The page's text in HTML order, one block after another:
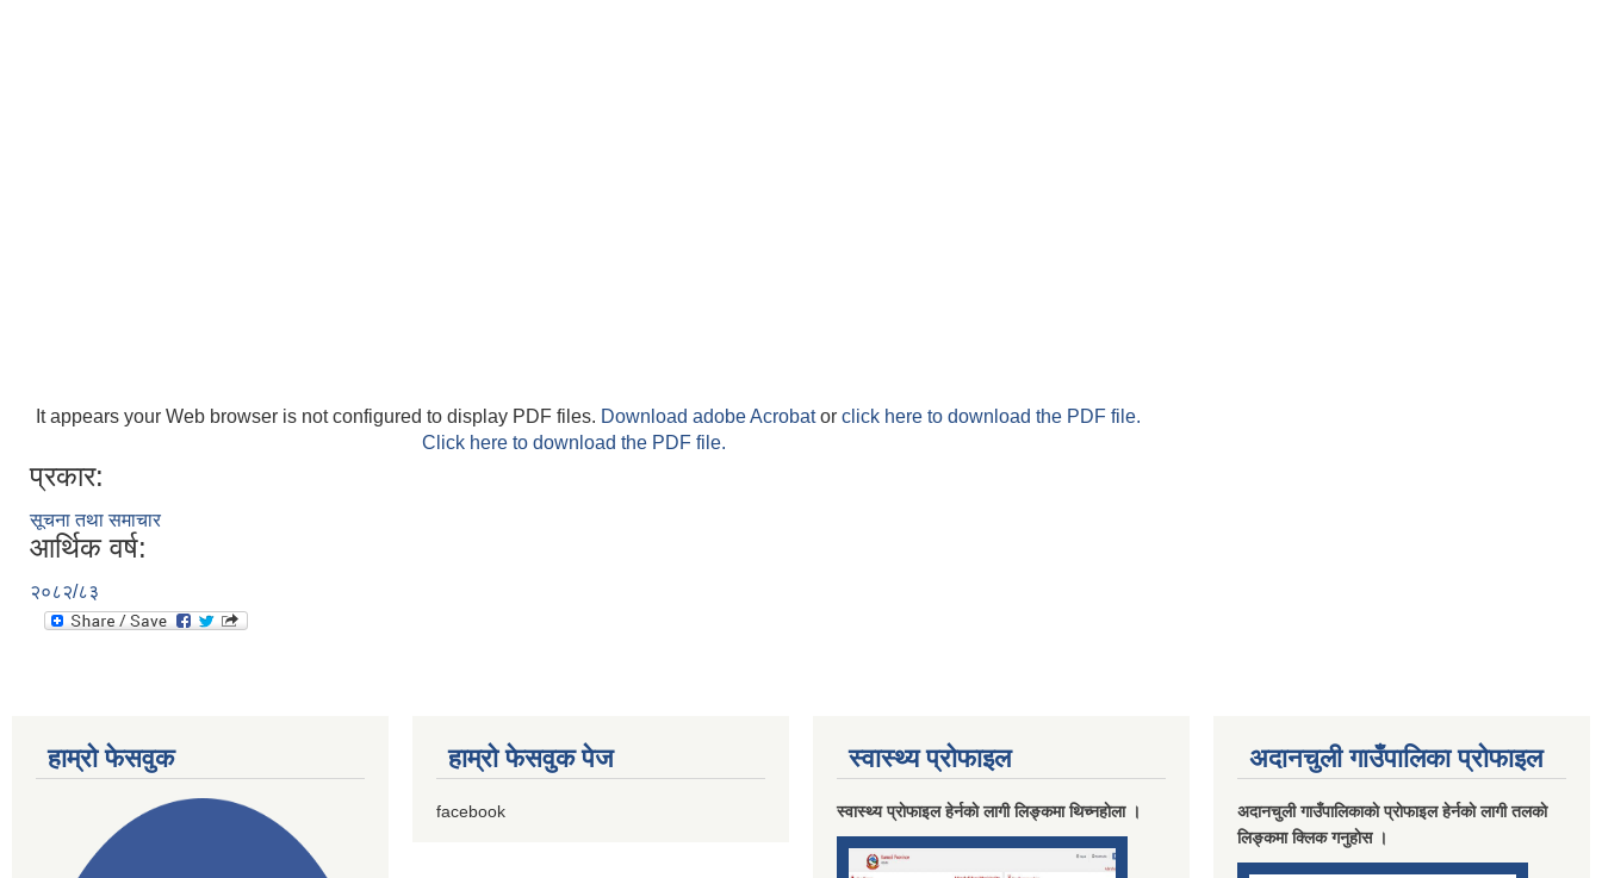
It appears your Web browser is not configured to display PDF files. Download adobe Acrobator click here to download the PDF file.
Click here to download the PDF file.
प्रकार:
सूचना तथा समाचार
आर्थिक वर्ष:
२०८२/८३
हाम्राे फेसवुक हाम्राे फेसवुक पेज
facebook
स्वास्थ्य प्राेफाइल
स्वास्थ्य प्राेफाइल हेर्नकाे लागी लिङ्कमा थिच्नहाेला ।
अदानचुली गाउँपालिका प्राेफाइल
अदानचुली गाउँपालिकाकाे प्राेफाइल हेर्नकाे लागी तलकाे
लिङ्कमा क्लिक गनुहाेस ।